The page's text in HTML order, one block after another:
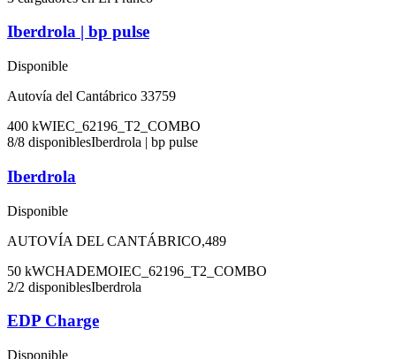
Iberdrola | bp pulse
Disponible
Autovía del Cantábrico 33759
400 kWIEC_62196_T2_COMBO
8/8 disponiblesIberdrola | bp pulse
Iberdrola
Disponible
AUTOVÍA DEL CANTÁBRICO,489
50 kWCHADEMOIEC_62196_T2_COMBO
2/2 disponiblesIberdrola
EDP Charge
Disponible